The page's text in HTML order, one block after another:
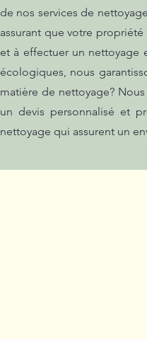
de nos services de
assurant que votre
et à effectuer un nettoyage
écologiques, nous
matière de nettoyage?
un devis personnalisé et
nettoyage qui assurent un